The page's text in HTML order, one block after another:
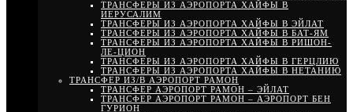
ТРАНСФЕРЫ ИЗ АЭРОПОРТА ХАЙФЫ В
ИЕРУСАЛИМ
ТРАНСФЕРЫ ИЗ АЭРОПОРТА ХАЙФЫ В ЭЙЛАТ
ТРАНСФЕРЫ ИЗ АЭРОПОРТА ХАЙФЫ В БАТ-ЯМ
ТРАНСФЕРЫ ИЗ АЭРОПОРТА ХАЙФЫ В РИШОН-
ЛЕ-ЦИОН
ТРАНСФЕРЫ ИЗ АЭРОПОРТА ХАЙФЫ В ГЕРЦЛИЮ
ТРАНСФЕРЫ ИЗ АЭРОПОРТА ХАЙФЫ В НЕТАНИЮ
ТРАНСФЕР ИЗ/В АЭРОПОРТ РАМОН
ТРАНСФЕР АЭРОПОРТ РАМОН – ЭЙЛАТ
ТРАНСФЕР АЭРОПОРТ РАМОН – АЭРОПОРТ БЕН
ГУРИОН